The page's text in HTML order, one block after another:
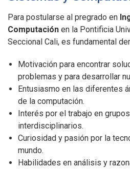
Para postularse al pregrado en
Computación en la Pontificia
Seccional Cali, es fundamental
Motivación para encontrar
problemas y para desarrollar
Entusiasmo en las diferentes
de la computación.
Interés por el trabajo en
interdisciplinarios.
Curiosidad y pasión por la
mundo.
Habilidades en análisis y